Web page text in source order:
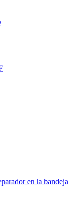
en la bandeja